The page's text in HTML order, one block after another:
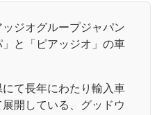
ジオグループジャパン
と「ピアッジオ」の車
にて長年にわたり輸入車
開している、グッドウ